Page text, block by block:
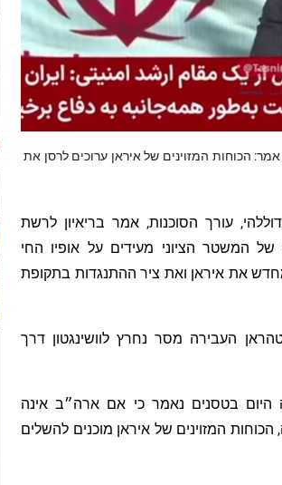
אמר: הכוחות המזוינים של איראן ערוכים לרסן את
עורך הסוכנות, אמר בריאיון לרשת
המשטר הציוני מעידים על אופיו החי
את איראן ואת ציר ההתנגדות בתקופת
העבירה מסר נחרץ לוושינגטון דרך
היום בטסנים נאמר כי אם ארה״ב אינה
המזוינים של איראן מוכנים להשלים